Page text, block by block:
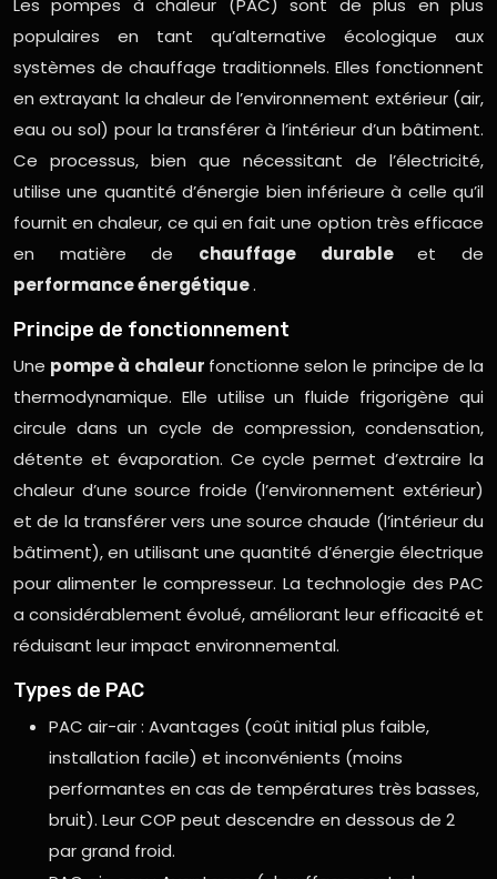
Les pompes à chaleur (PAC) sont de plus en plus
populaires en tant qu’alternative écologique aux
systèmes de chauffage traditionnels. Elles fonctionnent
en extrayant la chaleur de l’environnement extérieur (air,
eau ou sol) pour la transférer à l’intérieur d’un bâtiment.
Ce processus, bien que nécessitant de l’électricité,
utilise une quantité d’énergie bien inférieure à celle qu’il
fournit en chaleur, ce qui en fait une option très efficace
en matière de chauffage durableet de
performance énergétique.
Principe de fonctionnement
Une pompe à chaleur fonctionne selon le principe de la
thermodynamique. Elle utilise un fluide frigorigène qui
circule dans un cycle de compression, condensation,
détente et évaporation. Ce cycle permet d’extraire la
chaleur d’une source froide (l’environnement extérieur)
et de la transférer vers une source chaude (l’intérieur du
bâtiment), en utilisant une quantité d’énergie électrique
pour alimenter le compresseur. La technologie des PAC
a considérablement évolué, améliorant leur efficacité et
réduisant leur impact environnemental.
Types de PAC
PAC air-air : Avantages (coût initial plus faible,
installation facile) et inconvénients (moins
performantes en cas de températures très basses,
bruit). Leur COP peut descendre en dessous de 2
par grand froid.